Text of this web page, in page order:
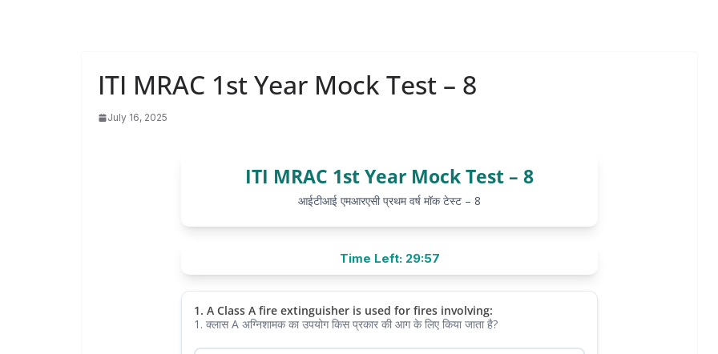
ITI MRAC 1st Year Mock Test – 8
July 16, 2025
ITI MRAC 1st Year Mock Test – 8
आईटीआई एमआरएसी प्रथम वर्ष मॉक टेस्ट – 8
Time Left: 29:57
1. A Class A fire extinguisher is used for fires involving:
1. क्लास A अग्निशामक का उपयोग किस प्रकार की आग के लिए किया जाता है?